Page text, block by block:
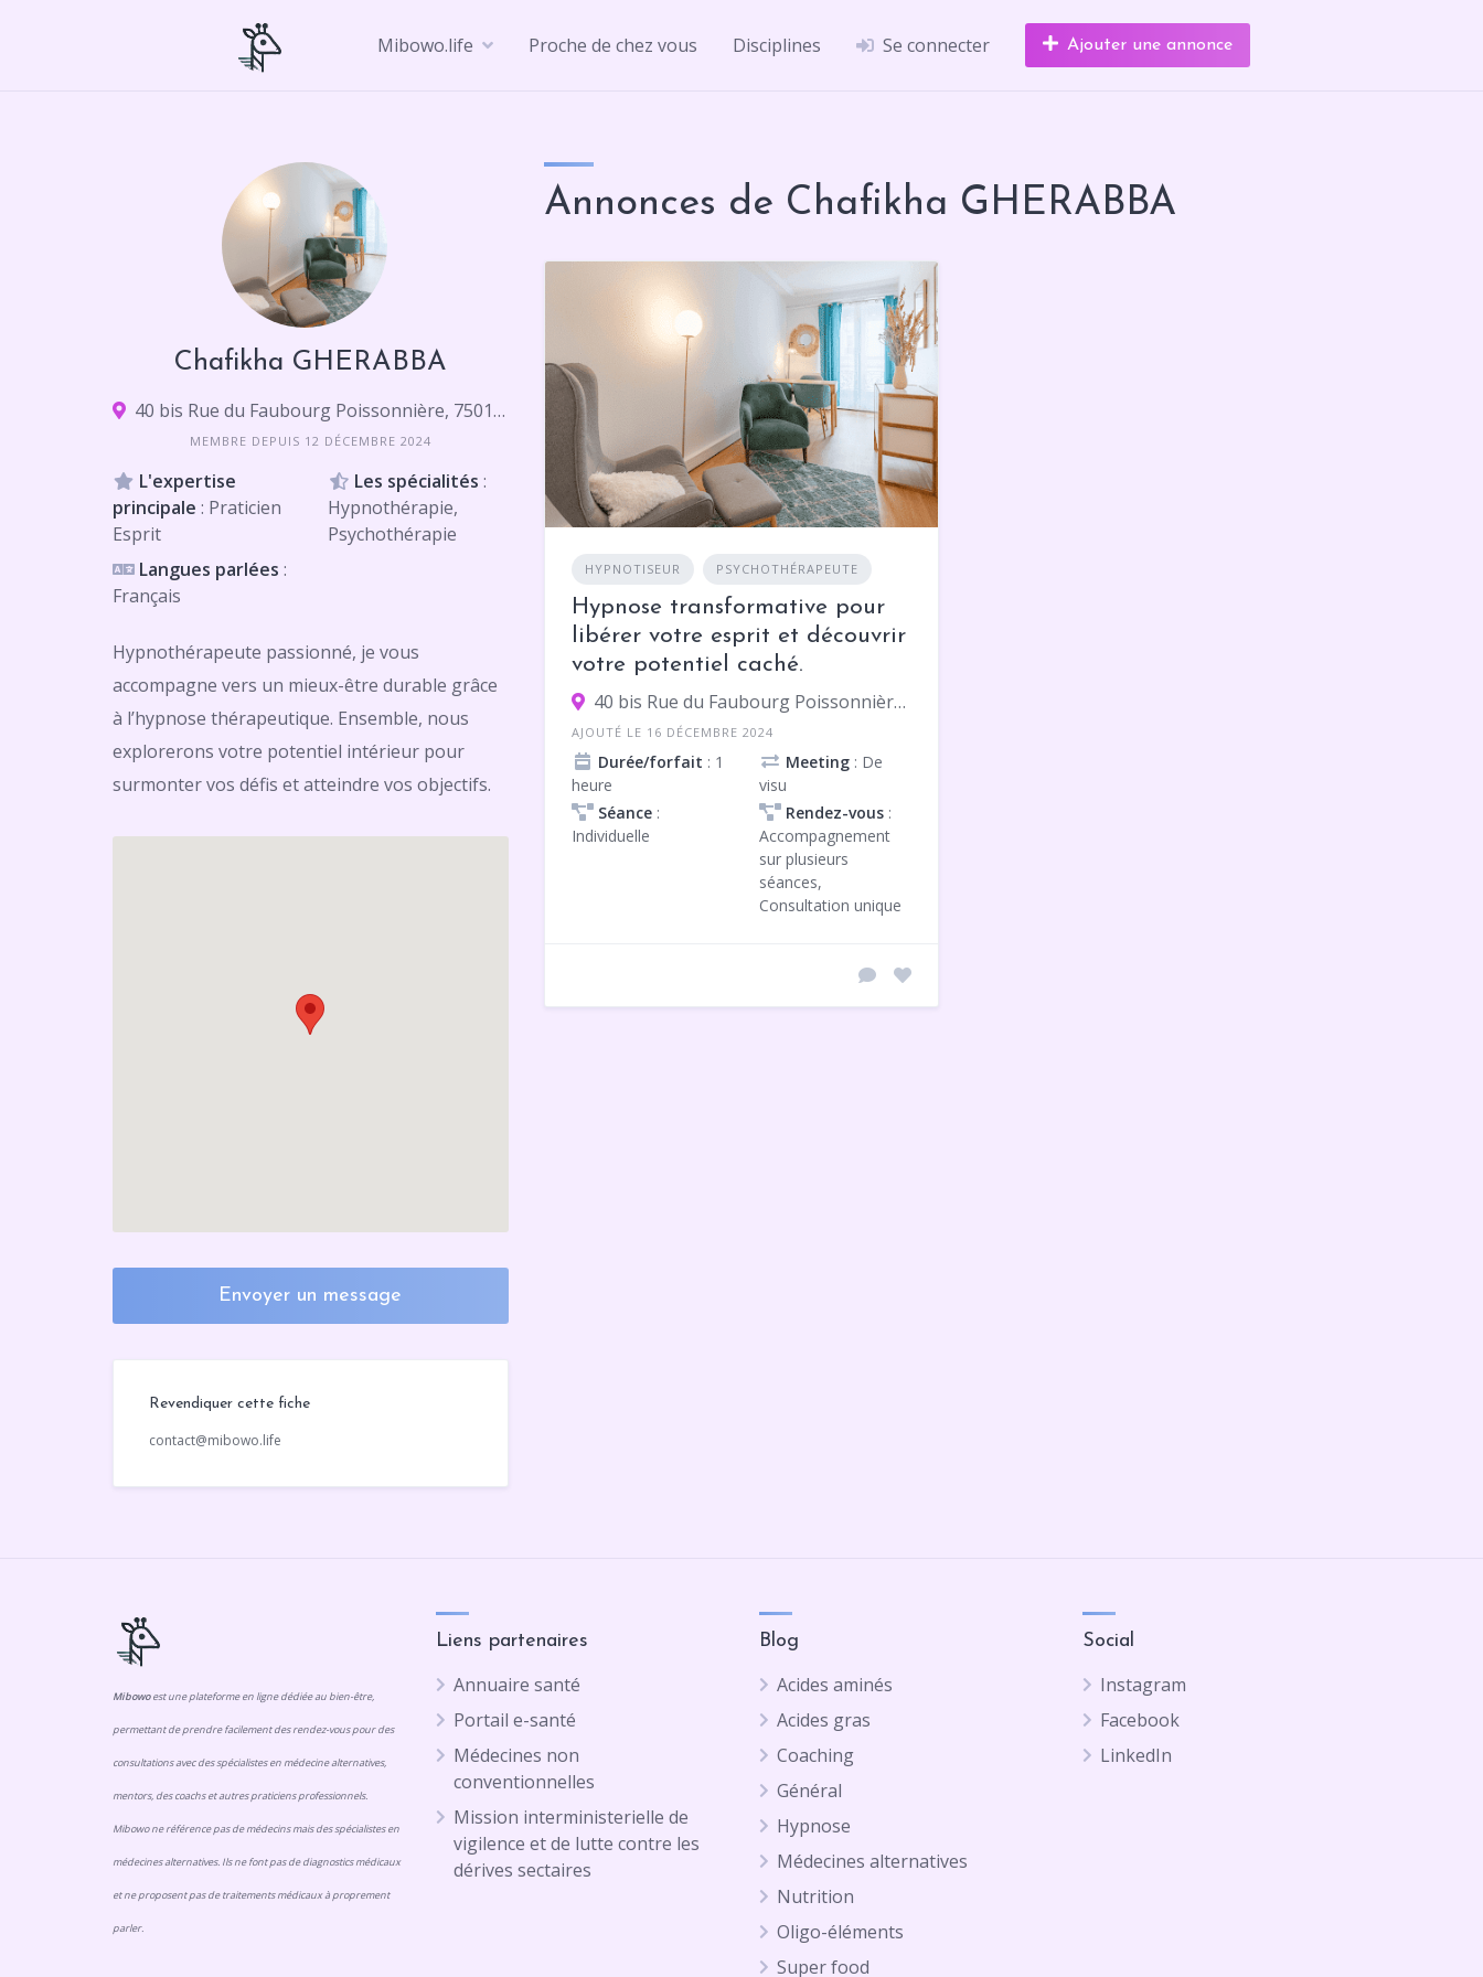
Mibowo.life Proche de chez vous Disciplines Se connecter Ajouter une annonce
Chafikha GHERABBA
40 bis Rue du Faubourg Poissonnière, 75010 Paris
MEMBRE DEPUIS 12 DÉCEMBRE 2024
L'expertise
principale : Praticien
Esprit
Les spécialités :
Hypnothérapie,
Psychothérapie
Langues parlées :
Français
Hypnothérapeute passionné, je vous
accompagne vers un mieux-être durable grâce
à l’hypnose thérapeutique. Ensemble, nous
explorerons votre potentiel intérieur pour
surmonter vos défis et atteindre vos objectifs.
Envoyer un message
Revendiquer cette fiche
contact@mibowo.life
Annonces de Chafikha GHERABBA
HYPNOTISEUR PSYCHOTHÉRAPEUTE
Hypnose transformative pour
libérer votre esprit et découvrir
votre potentiel caché.
40 bis Rue du Faubourg Poissonnière, 75010 Paris
AJOUTÉ LE 16 DÉCEMBRE 2024
Durée/forfait : 1
heure
Meeting: De
visu
Séance:
Individuelle
Rendez-vous:
Accompagnement
sur plusieurs
séances,
Consultation unique
Mibowoest une plateforme en ligne dédiée au bien-être,
permettant de prendre facilement des rendez-vous pour des
consultations avec des spécialistes en médecine alternatives,
mentors, des coachs et autres praticiens professionnels.
Mibowo ne référence pas de médecins mais des spécialistes en
médecines alternatives. Ils ne font pas de diagnostics médicaux
et ne proposent pas de traitements médicaux à proprement
parler.
Liens partenaires
Annuaire santé
Portail e-santé
Médecines non
conventionnelles
Mission interministerielle de
vigilence et de lutte contre les
dérives sectaires
Blog
Acides aminés
Acides gras
Coaching
Général
Hypnose
Médecines alternatives
Nutrition
Oligo-éléments
Super food
Social
Instagram
Facebook
LinkedIn